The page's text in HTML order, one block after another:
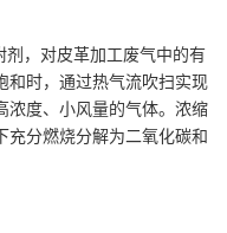
，对皮革加工废气中的有
和时，通过热气流吹扫实现
浓度、小风量的气体。浓缩
充分燃烧分解为二氧化碳和